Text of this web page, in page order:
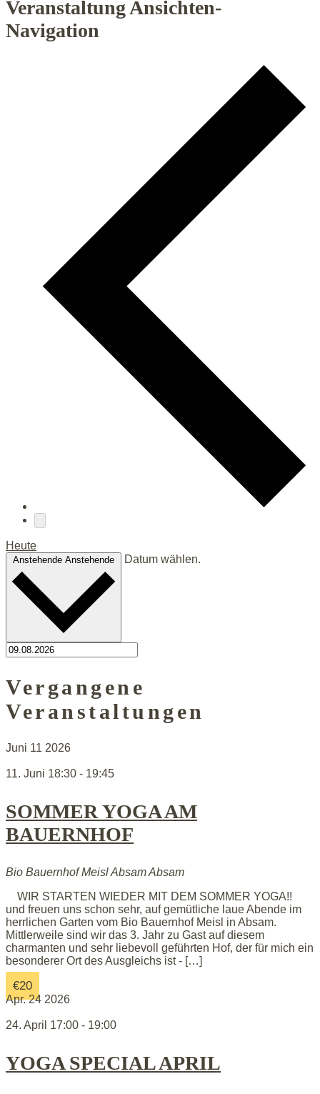
Veranstaltung Ansichten-
Navigation
Heute
Anstehende Anstehende Datum wählen.
Vergangene
Veranstaltungen
Juni 11 2026
11. Juni 18:30 - 19:45
SOMMER YOGA AM
BAUERNHOF
Bio Bauernhof Meisl AbsamAbsam
WIR STARTEN WIEDER MIT DEM SOMMER YOGA!!
und freuen uns schon sehr, auf gemütliche laue Abende im
herrlichen Garten vom Bio Bauernhof Meisl in Absam.
Mittlerweile sind wir das 3. Jahr zu Gast auf diesem
charmanten und sehr liebevoll geführten Hof, der für mich ein
besonderer Ort des Ausgleichs ist - […]
€20
Apr.24 2026
24. April 17:00 - 19:00
YOGA SPECIAL APRIL